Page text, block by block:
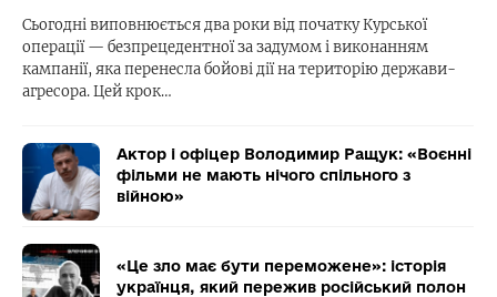
Сьогодні виповнюється два роки від початку Курської
операції — безпрецедентної за задумом і виконанням
кампанії, яка перенесла бойові дії на територію держави-
агресора. Цей крок…
Актор і офіцер Володимир Ращук: «Воєнні
фільми не мають нічого спільного з
війною»
«Це зло має бути переможене»: історія
українця, який пережив російський полон